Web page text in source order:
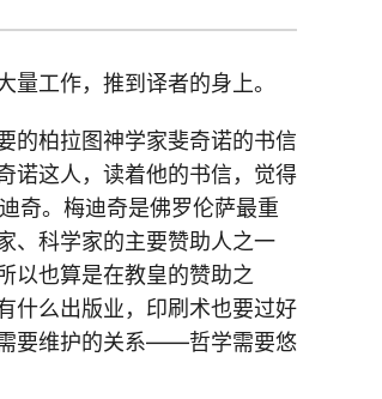
工作，推到译者的身上。
的柏拉图神学家斐奇诺的书信
诺这人，读着他的书信，觉得
奇。梅迪奇是佛罗伦萨最重
、科学家的主要赞助人之一
以也算是在教皇的赞助之
什么出版业，印刷术也要过好
要维护的关系——哲学需要悠